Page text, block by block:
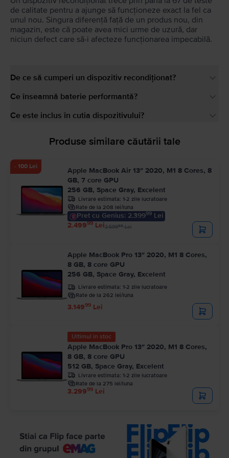
de calitate pentru a ajunge să funcționeze exact la fel ca
unul nou. Singura diferență față de un produs nou, din
magazin, este că poate avea mici urme de uzură, dar
niciun defect care să-i afecteze funcționarea impecabilă.
De ce să cumperi un dispozitiv recondiționat?
Ce înseamnă baterie performantă?
Ce este inclus în cutia dispozitivului?
Produse similare căutării tale
- 100 Lei
Apple MacBook Air 13″ 2020, M1 8 Cores, 8
GB, 7 core GPU
256 GB, Space Gray, Excelent
Livrare estimata: 1-2 zile lucratoare
Rate de la 208 lei/luna
Pret cu Genius: 2.39999 Lei
2.49999 Lei2.59999Lei
Apple MacBook Pro 13″ 2020, M1 8 Cores,
8 GB, 8 core GPU
256 GB, Space Gray, Excelent
Livrare estimata: 1-2 zile lucratoare
Rate de la 262 lei/luna
3.14999 Lei
Ultimul în stoc
Apple MacBook Pro 13″ 2020, M1 8 Cores,
8 GB, 8 core GPU
512 GB, Space Gray, Excelent
Livrare estimata: 1-2 zile lucratoare
Rate de la 275 lei/luna
3.29999 Lei